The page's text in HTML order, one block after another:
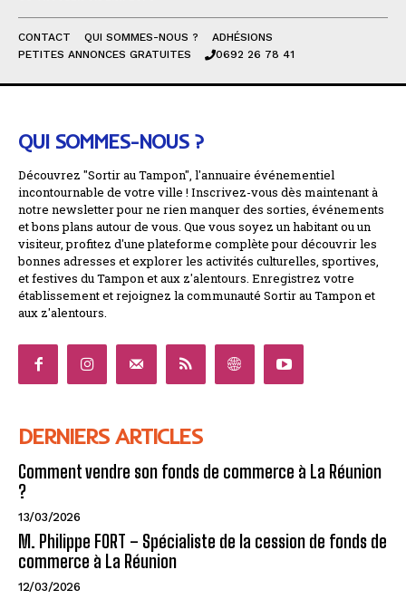
CONTACT QUI SOMMES-NOUS ?
ADHÉSIONS
PETITES ANNONCES GRATUITES
0692 26 78 41
QUI SOMMES-NOUS ?
Découvrez "Sortir au Tampon", l'annuaire événementiel
incontournable de votre ville ! Inscrivez-vous dès maintenant à
notre newsletter pour ne rien manquer des sorties, événements
et bons plans autour de vous. Que vous soyez un habitant ou un
visiteur, profitez d'une plateforme complète pour découvrir les
bonnes adresses et explorer les activités culturelles, sportives,
et festives du Tampon et aux z'alentours. Enregistrez votre
établissement et rejoignez la communauté Sortir au Tampon et
aux z'alentours.
DERNIERS ARTICLES
Comment vendre son fonds de commerce à La Réunion
?
13/03/2026
M. Philippe FORT – Spécialiste de la cession de fonds de
commerce à La Réunion
12/03/2026